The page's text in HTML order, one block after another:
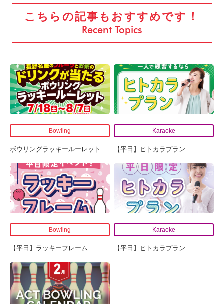
こちらの記事もおすすめです！
Recent Topics
Bowling
ボウリングラッキールーレット …
Karaoke
【平日】ヒトカラプラン…
Bowling
【平日】ラッキーフレーム…
Karaoke
【平日】ヒトカラプラン…